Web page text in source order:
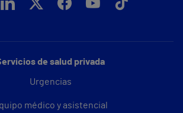
de salud privada
Urgencias
médico y asistencial